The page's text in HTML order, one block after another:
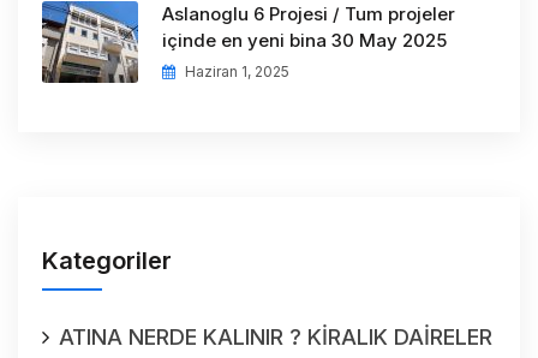
Aslanoglu 6 Projesi / Tum projeler
içinde en yeni bina 30 May 2025
Haziran 1, 2025
Kategoriler
ATINA NERDE KALINIR ? KİRALIK DAİRELER